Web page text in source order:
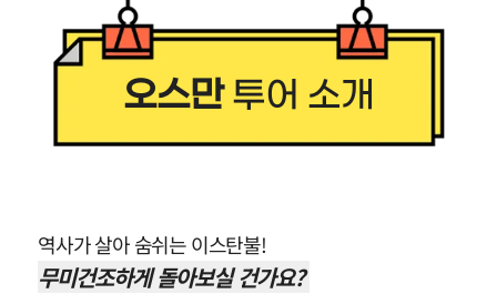
오스만투어 소개
역사가 살아 숨쉬는 이스탄불!
무미건조하게 돌아보실 건가요?